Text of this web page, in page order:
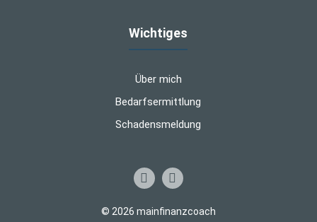
Wichtiges
Über mich
Bedarfsermittlung
Schadensmeldung
© 2026 mainfinanzcoach